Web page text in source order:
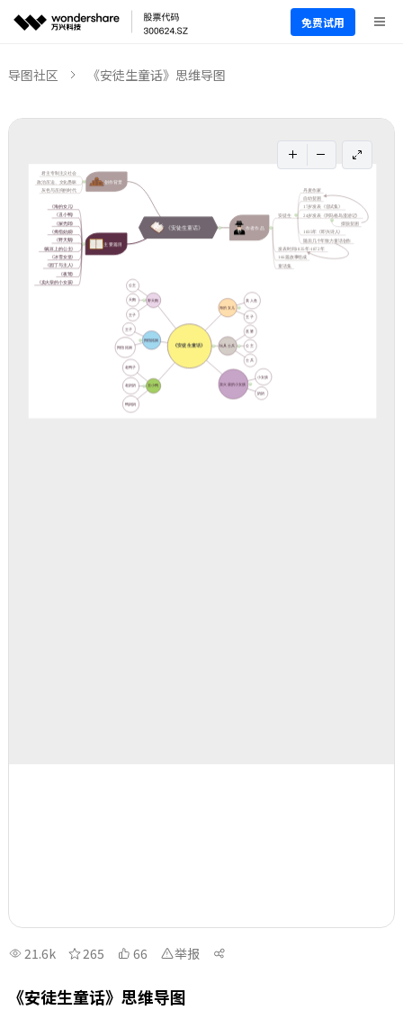
免费试用
导图社区 《安徒生童话》思维导图
21.6k 265 66 举报
《安徒生童话》思维导图